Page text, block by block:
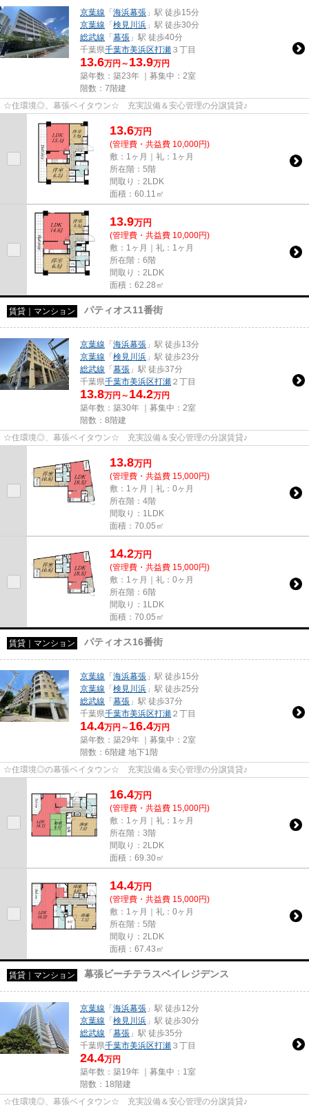
京葉線 「海浜幕張 」駅 徒歩15分
京葉線 「検見川浜 」駅 徒歩30分
総武線 「幕張 」駅 徒歩40分
千葉県千葉市美浜区打瀬 ３丁目
13.6万円～ 13.9万円
築年数：築23年 ｜募集中： 2室
階数：7階建
☆住環境◎、幕張ベイタウン☆ 充実設備＆安心管理の分譲賃貸♪
13.6万円
(管理費・共益費 10,000円)
敷：1ヶ月｜礼：1ヶ月
所在階：5階
間取り：2LDK
面積：60.11㎡
13.9万円
(管理費・共益費 10,000円)
敷：1ヶ月｜礼：1ヶ月
所在階：6階
間取り：2LDK
面積：62.28㎡
賃貸｜マンション パティオス11番街
京葉線 「海浜幕張 」駅 徒歩13分
京葉線 「検見川浜 」駅 徒歩23分
総武線 「幕張 」駅 徒歩37分
千葉県千葉市美浜区打瀬 ２丁目
13.8万円～ 14.2万円
築年数：築30年 ｜募集中： 2室
階数：8階建
☆住環境◎、幕張ベイタウン☆ 充実設備＆安心管理の分譲賃貸♪
13.8万円
(管理費・共益費 15,000円)
敷：1ヶ月｜礼：0ヶ月
所在階：4階
間取り：1LDK
面積：70.05㎡
14.2万円
(管理費・共益費 15,000円)
敷：1ヶ月｜礼：0ヶ月
所在階：6階
間取り：1LDK
面積：70.05㎡
賃貸｜マンション パティオス16番街
京葉線 「海浜幕張 」駅 徒歩15分
京葉線 「検見川浜 」駅 徒歩25分
総武線 「幕張 」駅 徒歩37分
千葉県千葉市美浜区打瀬 ２丁目
14.4万円～ 16.4万円
築年数：築29年 ｜募集中： 2室
階数：6階建 地下1階
☆住環境◎の幕張ベイタウン☆ 充実設備＆安心管理の分譲賃貸♪
16.4万円
(管理費・共益費 15,000円)
敷：1ヶ月｜礼：1ヶ月
所在階：3階
間取り：2LDK
面積：69.30㎡
14.4万円
(管理費・共益費 15,000円)
敷：1ヶ月｜礼：0ヶ月
所在階：5階
間取り：2LDK
面積：67.43㎡
賃貸｜マンション 幕張ビーチテラスベイレジデンス
京葉線 「海浜幕張 」駅 徒歩12分
京葉線 「検見川浜 」駅 徒歩30分
総武線 「幕張 」駅 徒歩35分
千葉県千葉市美浜区打瀬 ３丁目
24.4万円
築年数：築19年 ｜募集中： 1室
階数：18階建
☆住環境◎、幕張ベイタウン☆ 充実設備＆安心管理の分譲賃貸♪